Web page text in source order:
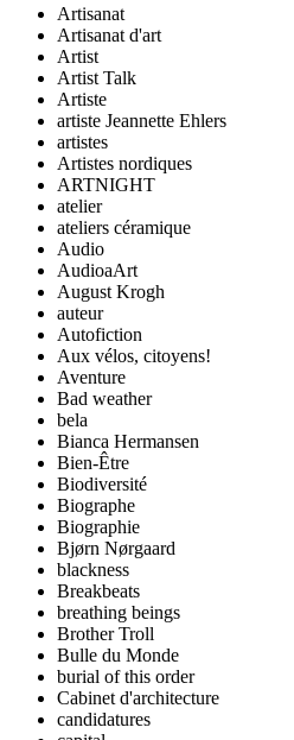
Artisanat
Artisanat d'art
Artist
Artist Talk
Artiste
artiste Jeannette Ehlers
artistes
Artistes nordiques
ARTNIGHT
atelier
ateliers céramique
Audio
AudioaArt
August Krogh
auteur
Autofiction
Aux vélos, citoyens!
Aventure
Bad weather
bela
Bianca Hermansen
Bien-Être
Biodiversité
Biographe
Biographie
Bjørn Nørgaard
blackness
Breakbeats
breathing beings
Brother Troll
Bulle du Monde
burial of this order
Cabinet d'architecture
candidatures